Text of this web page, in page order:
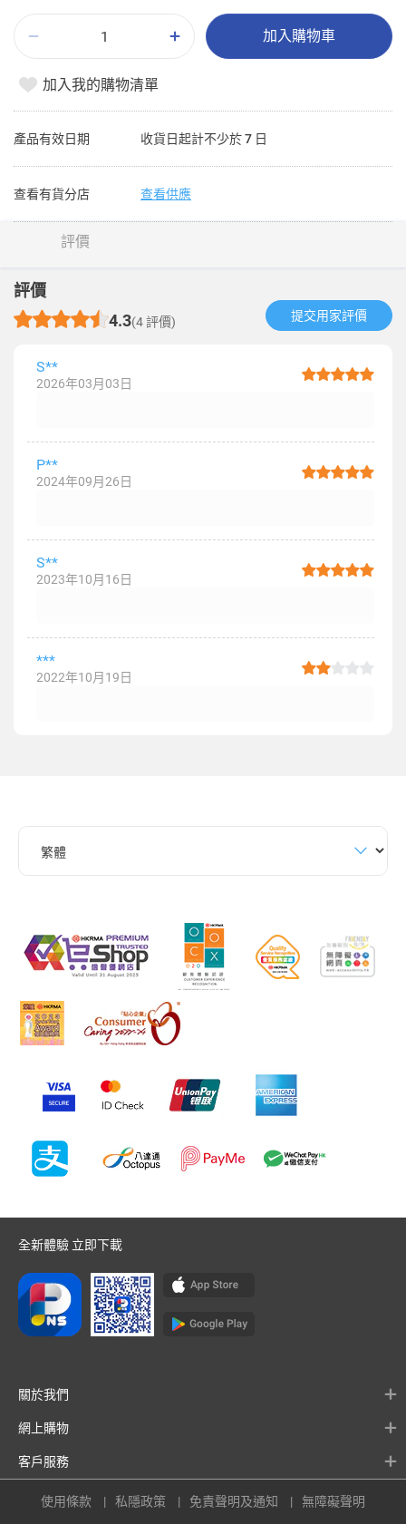
加入購物車
加入我的購物清單
產品有效日期 收貨日起計不少於 7 日
查看有貨分店 查看供應
評價
評價
4.3(4 評價) 提交用家評價​
S**
2026年03月03日
P**
2024年09月26日
S**
2023年10月16日
***
2022年10月19日
全新體驗 立即下載
關於我們
網上購物
客戶服務
使用條款 私隱政策 免責聲明及通知 無障礙聲明